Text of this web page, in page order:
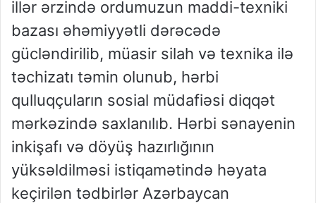
illər ərzində ordumuzun maddi-texniki
bazası əhəmiyyətli dərəcədə
gücləndirilib, müasir silah və texnika ilə
təchizatı təmin olunub, hərbi
qulluqçuların sosial müdafiəsi diqqət
mərkəzində saxlanılıb. Hərbi sənayenin
inkişafı və döyüş hazırlığının
yüksəldilməsi istiqamətində həyata
keçirilən tədbirlər Azərbaycan